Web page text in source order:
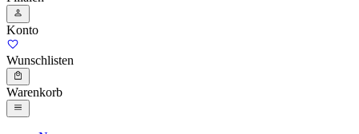
Konto
Wunschlisten
Warenkorb